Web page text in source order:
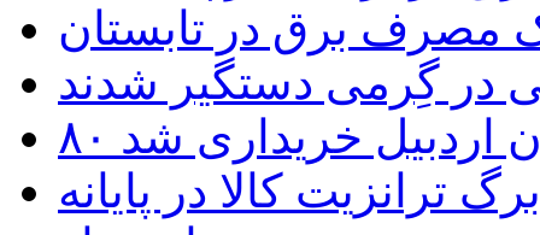
مصرف برق در تابستان
در گِرمی دستگیر شدند
اردبیل خریداری شد
کالا در پایانه